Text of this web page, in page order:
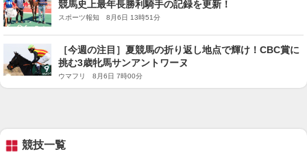
競馬史上最年長勝利騎手の記録を更新！
スポーツ報知 8月6日 13時51分
［今週の注目］夏競馬の折り返し地点で輝け！CBC賞に
挑む3歳牝馬サンアントワーヌ
ウマフリ 8月6日 7時00分
競技一覧